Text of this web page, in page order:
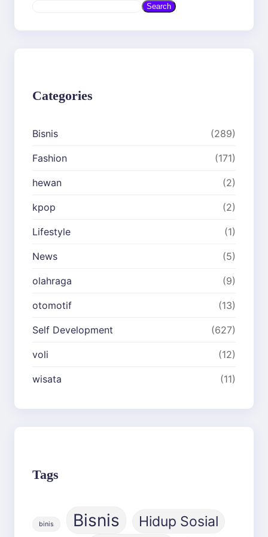
a
Search
Categories
Bisnis (289)
Fashion (171)
hewan (2)
kpop (2)
Lifestyle (1)
News (5)
olahraga (9)
otomotif (13)
Self Development (627)
voli (12)
wisata (11)
Tags
binis Bisnis Hidup Sosial